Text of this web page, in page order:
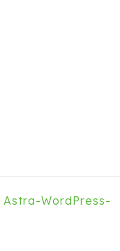
Astra-WordPress-